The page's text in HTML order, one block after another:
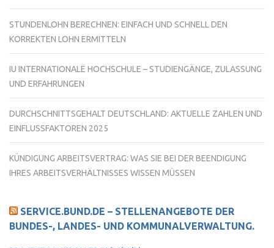
STUNDENLOHN BERECHNEN: EINFACH UND SCHNELL DEN
KORREKTEN LOHN ERMITTELN
IU INTERNATIONALE HOCHSCHULE – STUDIENGÄNGE, ZULASSUNG
UND ERFAHRUNGEN
DURCHSCHNITTSGEHALT DEUTSCHLAND: AKTUELLE ZAHLEN UND
EINFLUSSFAKTOREN 2025
KÜNDIGUNG ARBEITSVERTRAG: WAS SIE BEI DER BEENDIGUNG
IHRES ARBEITSVERHÄLTNISSES WISSEN MÜSSEN
SERVICE.BUND.DE – STELLENANGEBOTE DER
BUNDES-, LANDES- UND KOMMUNALVERWALTUNG.